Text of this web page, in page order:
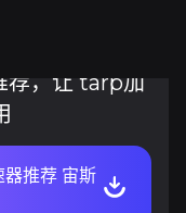
荐，让 tarp加
推荐 宙斯